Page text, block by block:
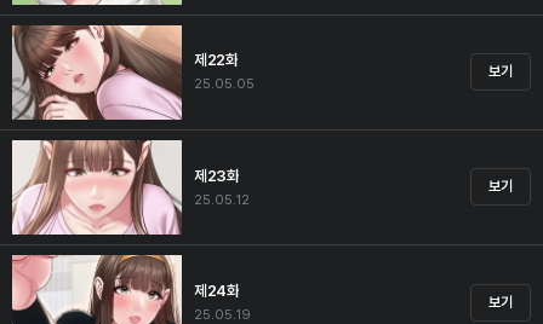
제22화
25.05.05
보기
제23화
25.05.12
보기
제24화
25.05.19
보기